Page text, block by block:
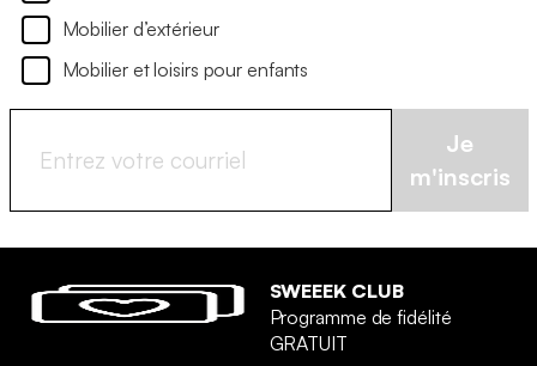
Mobilier d’extérieur
Mobilier et loisirs pour enfants
Je
m'inscris
SWEEEK CLUB
Programme de fidélité
GRATUIT